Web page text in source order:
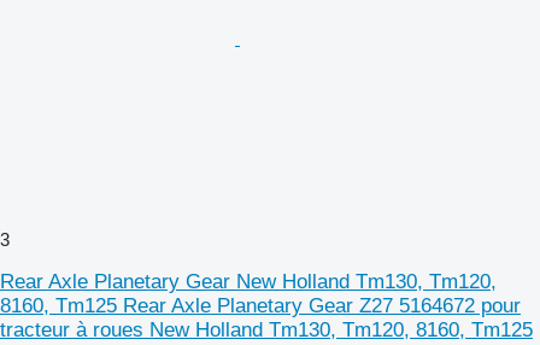
3
Rear Axle Planetary Gear New Holland Tm130, Tm120,
8160, Tm125 Rear Axle Planetary Gear Z27 5164672 pour
tracteur à roues New Holland Tm130, Tm120, 8160, Tm125